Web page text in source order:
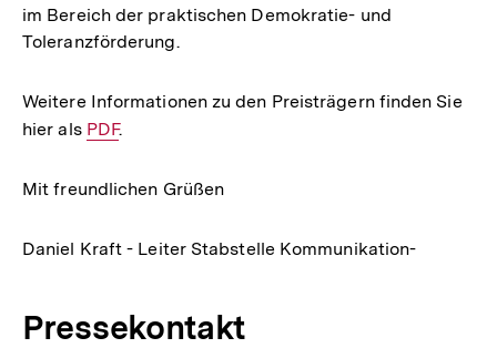
im Bereich der praktischen Demokratie- und
Toleranzförderung.
Weitere Informationen zu den Preisträgern finden Sie
hier als Interner
PDF.
Mit freundlichen Grüßen
Daniel Kraft - Leiter Stabstelle Kommunikation-
Pressekontakt